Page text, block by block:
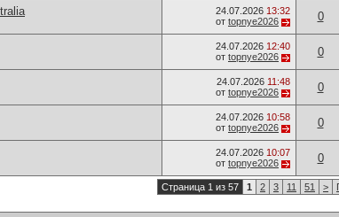
24.07.2026 13:32
от topnye2026 0
24.07.2026 12:40
от topnye2026 0
24.07.2026 11:48
от topnye2026 0
24.07.2026 10:58
от topnye2026 0
24.07.2026 10:07
от topnye2026 0
Страница 1 из 57 1 2 3 11 51 >